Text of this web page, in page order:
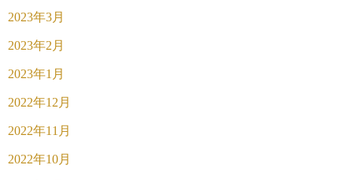
2023年3月
2023年2月
2023年1月
2022年12月
2022年11月
2022年10月